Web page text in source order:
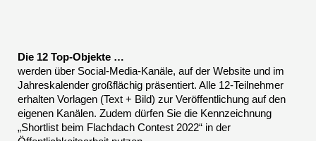
Die 12 Top-Objekte …
werden über Social-Media-Kanäle, auf der Website und im
Jahreskalender großflächig präsentiert. Alle 12-Teilnehmer
erhalten Vorlagen (Text + Bild) zur Veröffentlichung auf den
eigenen Kanälen. Zudem dürfen Sie die Kennzeichnung
„Shortlist beim Flachdach Contest 2022“ in der